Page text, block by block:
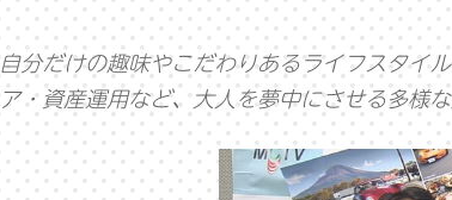
自分だけの趣味やこだわりあるライフスタイ
ア・資産運用など、大人を夢中にさせる多様